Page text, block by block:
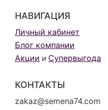
НАВИГАЦИЯ
Личный кабинет
Блог компании
Акции и Супервыгода
КОНТАКТЫ
zakaz@semena74.com